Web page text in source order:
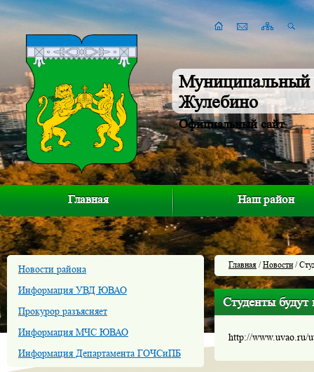
Муниципальный
Жулебино
Официальный сайт
Главная Наш район
Новости района
Информация УВД ЮВАО
Прокурор разъясняет
Информация МЧС ЮВАО
Информация Департамента ГОЧСиПБ
Главная /Новости/
Студенты
http://www.uvao.ru/